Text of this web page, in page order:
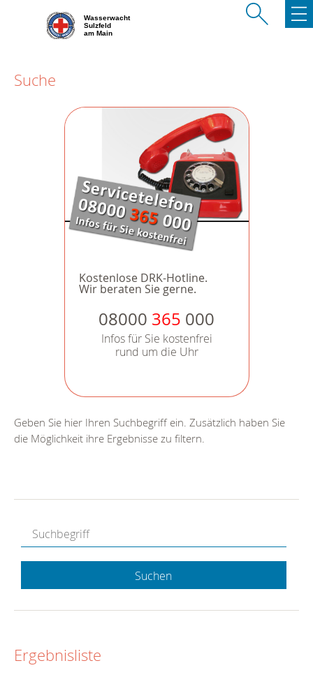
Wasserwacht
Sulzfeld
am Main
Suche
Kostenlose DRK-Hotline.
Wir beraten Sie gerne.
08000 365 000
Infos für Sie kostenfrei
rund um die Uhr
Geben Sie hier Ihren Suchbegriff ein. Zusätzlich haben Sie
die Möglichkeit ihre Ergebnisse zu filtern.
Suchen
Ergebnisliste